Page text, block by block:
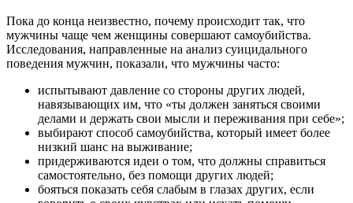
Пока до конца неизвестно, почему происходит так, что
мужчины чаще чем женщины совершают самоубийства.
Исследования, направленные на анализ суицидального
поведения мужчин, показали, что мужчины часто:
испытывают давление со стороны других людей,
навязывающих им, что «ты должен заняться своими
делами и держать свои мысли и переживания при себе»;
выбирают способ самоубийства, который имеет более
низкий шанс на выживание;
придерживаются идеи о том, что должны справиться
самостоятельно, без помощи других людей;
бояться показать себя слабым в глазах других, если